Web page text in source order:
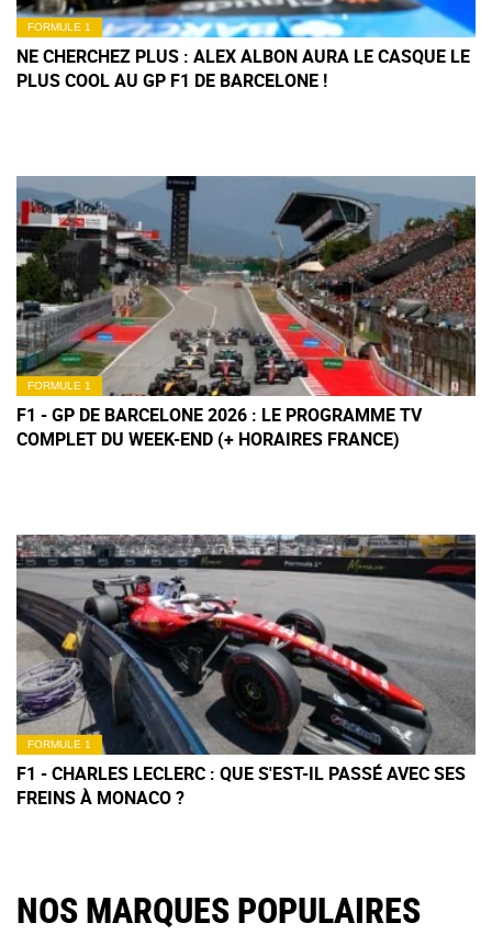
FORMULE 1
NE CHERCHEZ PLUS : ALEX ALBON AURA LE CASQUE LE
PLUS COOL AU GP F1 DE BARCELONE !
FORMULE 1
F1 - GP DE BARCELONE 2026 : LE PROGRAMME TV
COMPLET DU WEEK-END (+ HORAIRES FRANCE)
FORMULE 1
F1 - CHARLES LECLERC : QUE S'EST-IL PASSÉ AVEC SES
FREINS À MONACO ?
NOS MARQUES POPULAIRES